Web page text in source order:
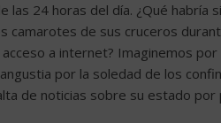
las 24 horas del día. ¿Qué
camarotes de sus cruceros
a internet? Imaginemos
por la soledad de los
de noticias sobre su estado